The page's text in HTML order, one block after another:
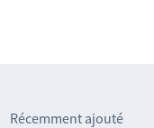
Récemment ajouté